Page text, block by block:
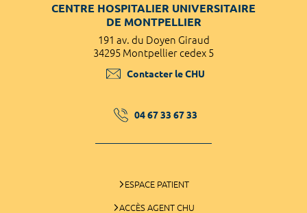
CENTRE HOSPITALIER UNIVERSITAIRE
DE MONTPELLIER
191 av. du Doyen Giraud
34295 Montpellier cedex 5
Contacter le CHU
04 67 33 67 33
ESPACE PATIENT
ACCÈS AGENT CHU